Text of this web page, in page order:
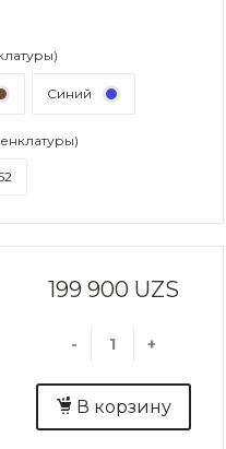
Синий
199 900 UZS
- +
В корзину